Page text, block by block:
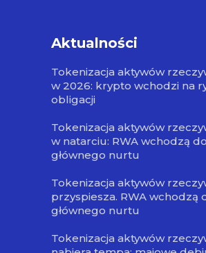
Aktualności
Tokenizacja aktywów
w 2026: krypto wchodzi na
obligacji
Tokenizacja aktywów
w natarciu: RWA wchodzą do
głównego nurtu
Tokenizacja aktywów
przyspiesza. RWA wchodzą
głównego nurtu
Tokenizacja aktywów